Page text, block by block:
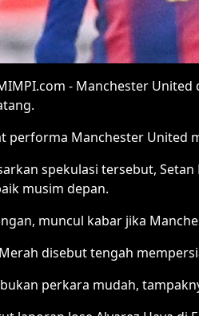
- Manchester
performa Manchester United
spekulasi tersebut,
musim depan.
muncul kabar jika
disebut tengah
perkara mudah,